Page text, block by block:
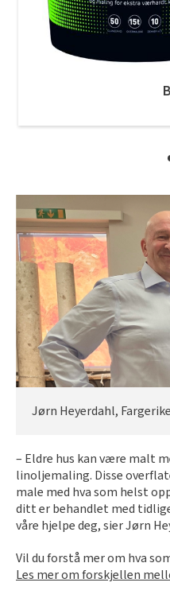
Jørn Heyerdahl,
– Eldre hus kan være malt
linoljemaling. Disse
male med hva som helst
ditt er behandlet med
våre hjelpe deg, sier Jørn
Vil du forstå mer om hva
Les mer om forskjellen